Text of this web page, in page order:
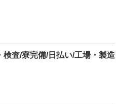
査/寮完備/日払い/工場・製造